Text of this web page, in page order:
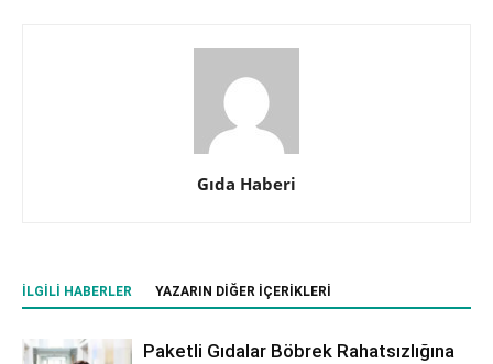
Gıda Haberi
İLGILI HABERLER YAZARIN DIĞER İÇERIKLERI
Paketli Gıdalar Böbrek Rahatsızlığına